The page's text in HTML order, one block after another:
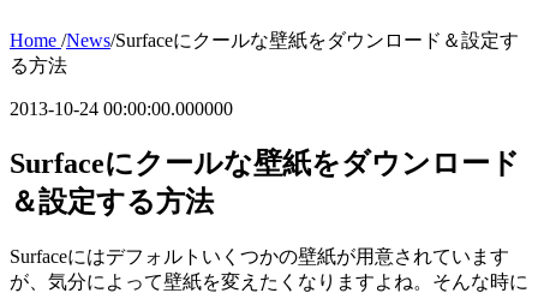
Home /News/Surfaceにクールな壁紙をダウンロード＆設定す
る方法
2013-10-24 00:00:00.000000
Surfaceにクールな壁紙をダウンロード
＆設定する方法
Surfaceにはデフォルトいくつかの壁紙が用意されています
が、気分によって壁紙を変えたくなりますよね。そんな時に